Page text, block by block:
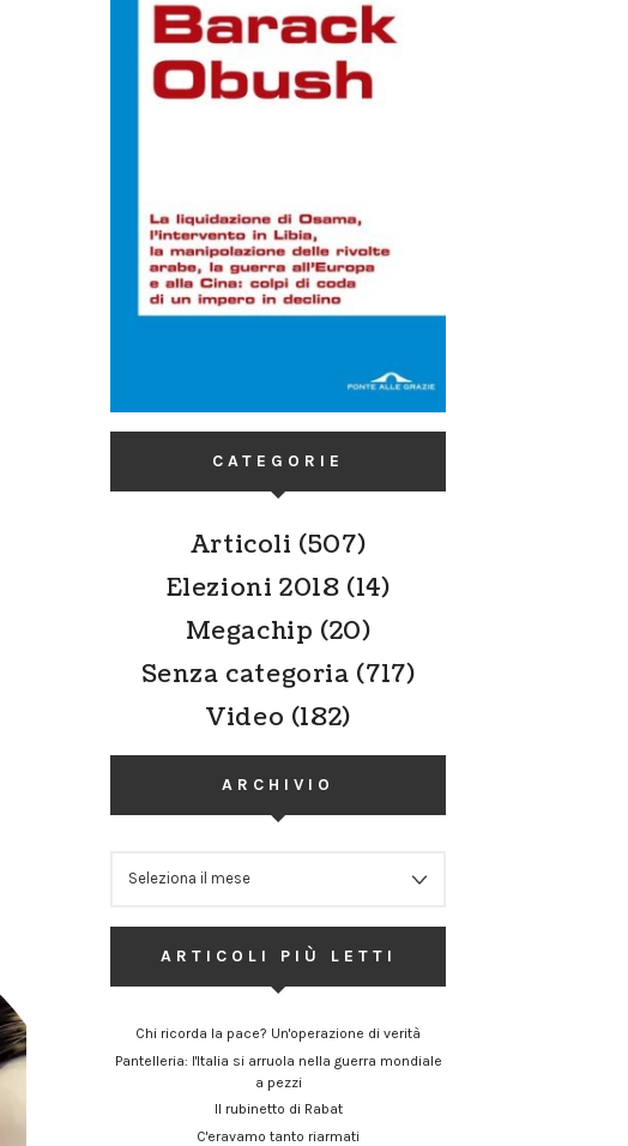
CATEGORIE
Articoli (507)
Elezioni 2018 (14)
Megachip (20)
Senza categoria (717)
Video (182)
ARCHIVIO
ARTICOLI PIÙ LETTI
Chi ricorda la pace? Un'operazione di verità
Pantelleria: l'Italia si arruola nella guerra mondiale
a pezzi
Il rubinetto di Rabat
C'eravamo tanto riarmati